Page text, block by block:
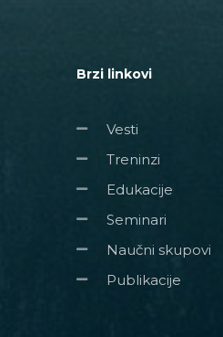
Brzi linkovi
Vesti
Treninzi
Edukacije
Seminari
Naučni skupovi
Publikacije